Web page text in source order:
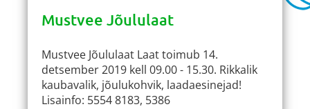
Mustvee Jõululaat
Mustvee Jõululaat Laat toimub 14.
detsember 2019 kell 09.00 - 15.30. Rikkalik
kaubavalik, jõulukohvik, laadaesinejad!
Lisainfo: 5554 8183, 5386